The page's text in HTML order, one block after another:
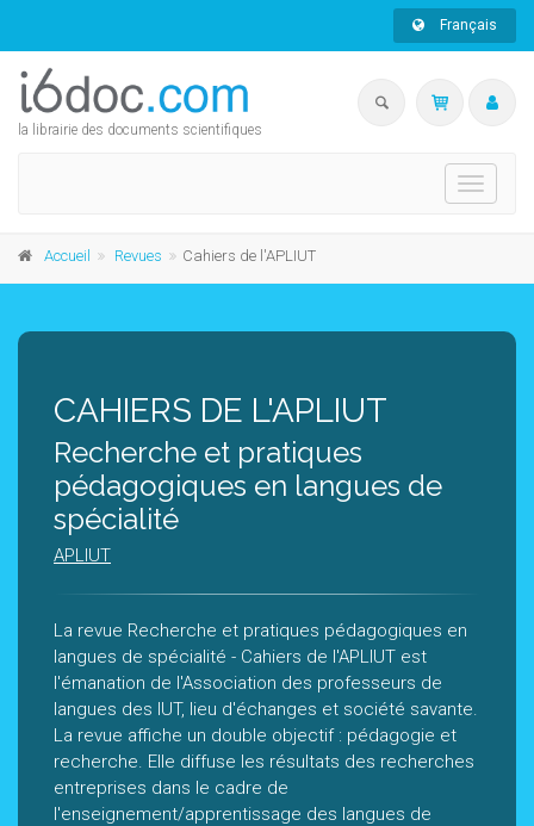
Français
la librairie des documents scientifiques
Toggle
Accueil Revues Cahiers de l'APLIUT
CAHIERS DE L'APLIUT
Recherche et pratiques
pédagogiques en langues de
spécialité
APLIUT
La revue Recherche et pratiques pédagogiques en
langues de spécialité - Cahiers de l'APLIUT est
l'émanation de l'Association des professeurs de
langues des IUT, lieu d'échanges et société savante.
La revue affiche un double objectif : pédagogie et
recherche. Elle diffuse les résultats des recherches
entreprises dans le cadre de
l'enseignement/apprentissage des langues de